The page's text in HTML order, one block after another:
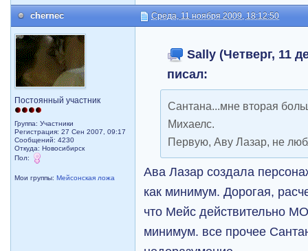
chernec Среда, 11 ноября 2009, 18:12:50
Постоянный участник
Группа: Участники
Регистрация: 27 Сен 2007, 09:17
Сообщений: 4230
Откуда: Новосибирск
Пол:
Мои группы:Мейсонская ложа
Sally (Четверг, 11
писал:
Сантана...мне вторая
Михаелс.
Первую, Аву Лазар, не
Ава Лазар создала
как минимум. Дорогая,
что Мейс действительно
минимум. все прочее